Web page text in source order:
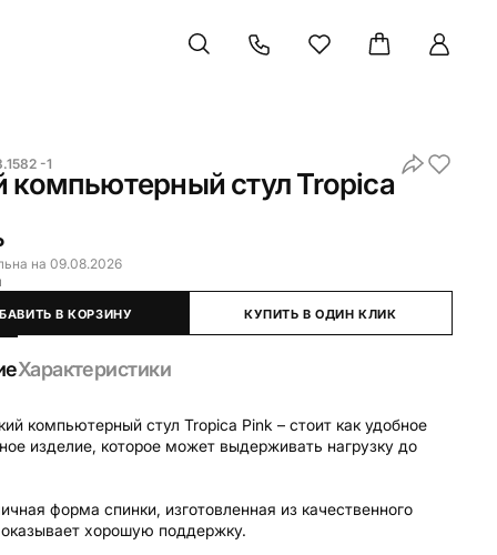
-1
компьютерный стул Tropica
на 09.08.2026
В КОРЗИНУ КУПИТЬ В ОДИН КЛИК
Характеристики
компьютерный стул Tropica Pink – стоит как удобное
изделие, которое может выдерживать нагрузку до
форма спинки, изготовленная из качественного
оказывает хорошую поддержку.